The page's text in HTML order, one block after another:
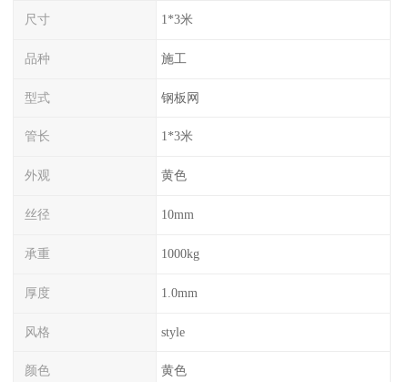
尺寸 1*3米
品种 施工
型式 钢板网
管长 1*3米
外观 黄色
丝径 10mm
承重 1000kg
厚度 1.0mm
风格 style
颜色 黄色